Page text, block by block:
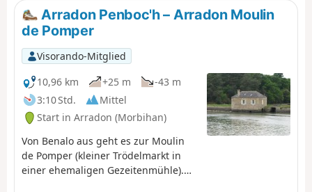
Arradon Penboc'h – Arradon Moulin
de Pomper
Visorando-Mitglied
10,96 km
+25 m
-43 m
3:10 Std.
Mittel
Start in Arradon (Morbihan)
Von Benalo aus geht es zur Moulin
de Pomper (kleiner Trödelmarkt in
einer ehemaligen Gezeitenmühle).